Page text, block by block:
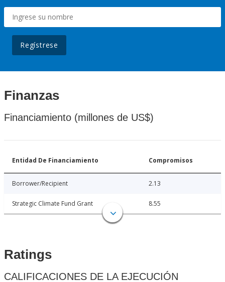
Regístrese
Finanzas
Financiamiento (millones de US$)
Entidad De Financiamiento Compromisos
Borrower/Recipient 2.13
Strategic Climate Fund Grant 8.55
Ratings
CALIFICACIONES DE LA EJECUCIÓN